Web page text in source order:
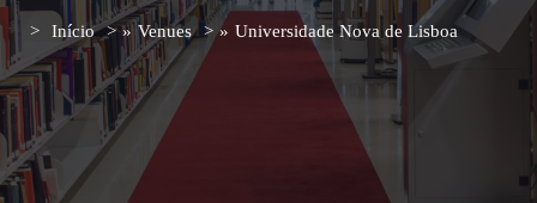
Início » Venues » Universidade Nova de Lisboa